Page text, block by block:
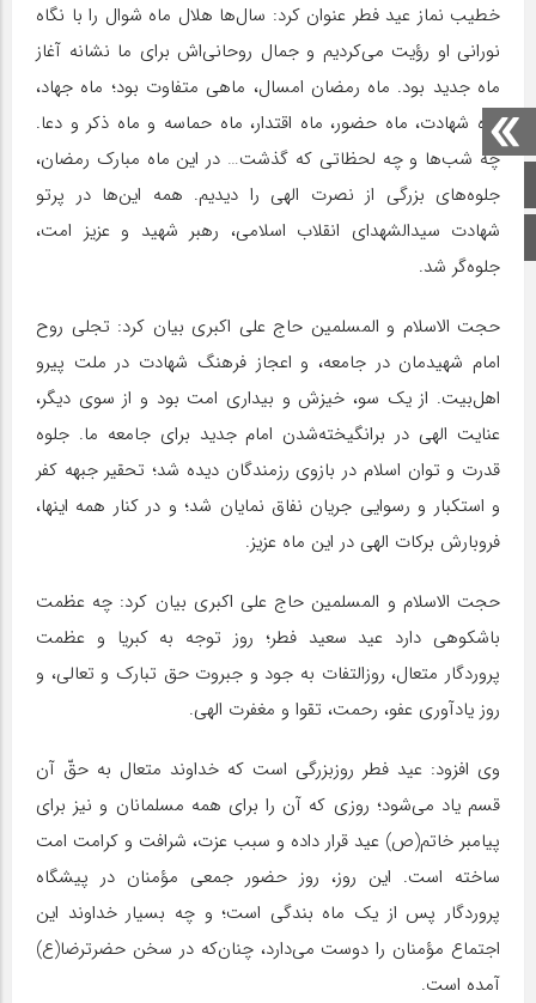
صفحه اصلی
اینستاگرام
خطیب نماز عید فطر عنوان کرد: سال‌ها هلال ماه شوال را با نگاه
نورانی او رؤیت می‌کردیم و جمال روحانی‌اش برای ما نشانه آغاز
ماه جدید بود. ماه رمضان امسال، ماهی متفاوت بود؛ ماه جهاد،
ماه شهادت، ماه حضور، ماه اقتدار، ماه حماسه و ماه ذکر و دعا.
چه شب‌ها و چه لحظاتی که گذشت… در این ماه مبارک رمضان،
جلوه‌های بزرگی از نصرت الهی را دیدیم. همه این‌ها در پرتو
شهادت سیدالشهدای انقلاب اسلامی، رهبر شهید و عزیز امت،
جلوه‌گر شد.
حجت الاسلام و المسلمین حاج علی اکبری بیان کرد: تجلی روح
امام شهیدمان در جامعه، و اعجاز فرهنگ شهادت در ملت پیرو
اهل‌بیت. از یک سو، خیزش و بیداری امت بود و از سوی دیگر،
عنایت الهی در برانگیخته‌شدن امام جدید برای جامعه ما. جلوه
قدرت و توان اسلام در بازوی رزمندگان دیده شد؛ تحقیر جبهه کفر
و استکبار و رسوایی جریان نفاق نمایان شد؛ و در کنار همه اینها،
فروبارش برکات الهی در این ماه عزیز.
حجت الاسلام و المسلمین حاج علی اکبری بیان کرد: چه عظمت
باشکوهی دارد عید سعید فطر؛ روز توجه به کبریا و عظمت
پروردگار متعال، روزالتفات به جود و جبروت حق تبارک و تعالی، و
روز یادآوری عفو، رحمت، تقوا و مغفرت الهی.
وی افزود: عید فطر روزبزرگی است که خداوند متعال به حقّ آن
قسم یاد می‌شود؛ روزی که آن را برای همه مسلمانان و نیز برای
پیامبر خاتم(ص) عید قرار داده و سبب عزت، شرافت و کرامت امت
ساخته است. این روز، روز حضور جمعی مؤمنان در پیشگاه
پروردگار پس از یک ماه بندگی است؛ و چه بسیار خداوند این
اجتماع مؤمنان را دوست می‌دارد، چنان‌که در سخن حضرترضا(ع)
آمده است.